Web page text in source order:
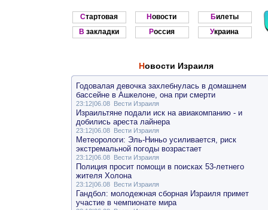
Стартовая Новости
Билеты
В закладки
Россия Украина
Новости Израиля
Годовалая девочка захлебнулась в домашнем
бассейне в Ашкелоне, она при смерти
23:12|06.08 Вести Израиля
Израильтяне подали иск на авиакомпанию - и
добились ареста лайнера
23:12|06.08 Вести Израиля
Метеорологи: Эль-Ниньо усиливается, риск
экстремальной погоды возрастает
23:12|06.08 Вести Израиля
Полиция просит помощи в поисках 53-летнего
жителя Холона
23:12|06.08 Вести Израиля
Гандбол: молодежная сборная Израиля примет
участие в чемпионате мира